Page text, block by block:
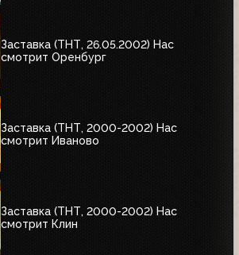
Заставка (ТНТ, 26.05.2002) Нас
смотрит Оренбург
Заставка (ТНТ, 2000-2002) Нас
смотрит Иваново
Заставка (ТНТ, 2000-2002) Нас
смотрит Клин